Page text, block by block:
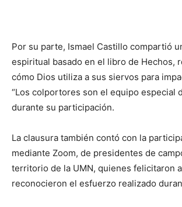
Por su parte, Ismael Castillo compartió
espiritual basado en el libro de Hechos,
cómo Dios utiliza a sus siervos para
“Los colportores son el equipo especial
durante su participación.
La clausura también contó con la
mediante Zoom, de presidentes de
territorio de la UMN, quienes felicitaron
reconocieron el esfuerzo realizado